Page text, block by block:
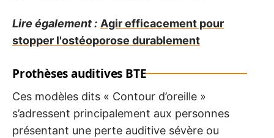
Lire également : Agir efficacement pour
stopper l'ostéoporose durablement
Prothèses auditives BTE
Ces modèles dits « Contour d’oreille »
s’adressent principalement aux personnes
présentant une perte auditive sévère ou